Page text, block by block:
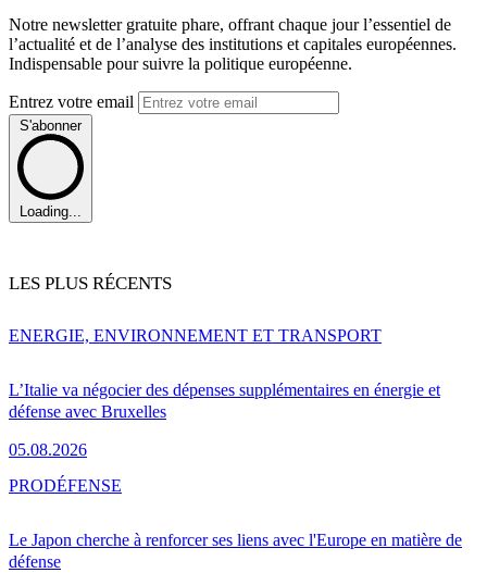
Notre newsletter gratuite phare, offrant chaque jour l’essentiel de
l’actualité et de l’analyse des institutions et capitales européennes.
Indispensable pour suivre la politique européenne.
Entrez votre email
S'abonner
Loading...
LES PLUS RÉCENTS
L’Italie va négocier des dépenses supplémentaires en énergie et
défense avec Bruxelles
05.08.2026
ENERGIE, ENVIRONNEMENT ET TRANSPORT
Le Japon cherche à renforcer ses liens avec l'Europe en matière de
défense
PRODÉFENSE